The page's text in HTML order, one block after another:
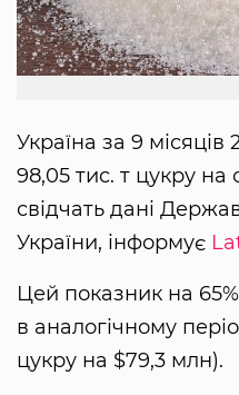
Україна за 9
98,05 тис. т цукру
свідчать дані
України, інформує
Цей показник на
в аналогічному
цукру на $79,3 млн).